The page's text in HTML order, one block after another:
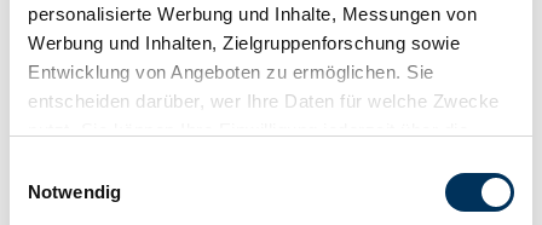
personalisierte Werbung und Inhalte, Messungen von
Werbung und Inhalten, Zielgruppenforschung sowie
Entwicklung von Angeboten zu ermöglichen. Sie
entscheiden darüber, wer Ihre Daten für welche Zwecke
Trigger Symbol ändern oder widerrufen
Notwendig